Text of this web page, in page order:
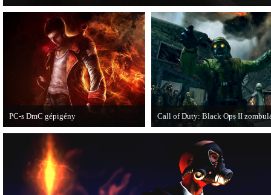
A PC Guru utánajárt Kodzsima vitatott videójának.
PC-s DmC gépigény
Napvilágra került a DmC PC-s
változatának gépigénye, ezzel együtt a
megjelenési dátumot is bejelentette a
kiadó.
Call of Duty: Black Ops II
Egy DLC formájában jelent meg
of Duty: Black Ops II Nuketown
Zombies.